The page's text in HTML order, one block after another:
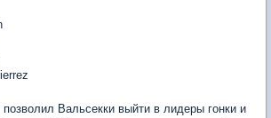
Вальсекки выйти в лидеры гонки и